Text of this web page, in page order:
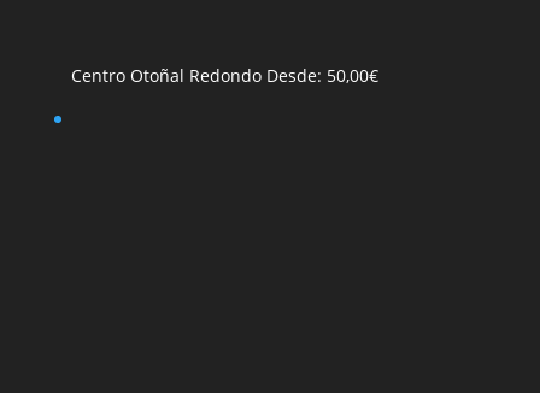
Centro Otoñal Redondo Desde: 50,00€